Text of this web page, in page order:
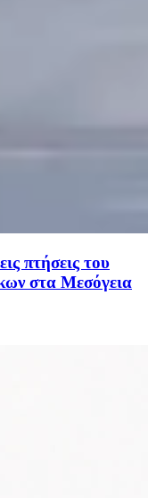
πτήσεις του
στα Μεσόγεια